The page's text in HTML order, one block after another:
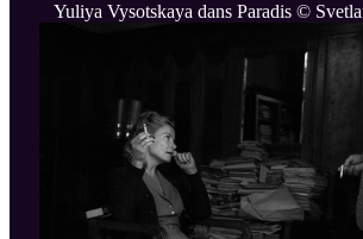
Yuliya Vysotskaya dans Paradis ©